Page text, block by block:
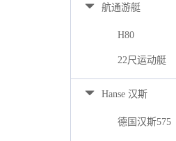
航通游艇
H80
22尺运动艇
Hanse 汉斯
德国汉斯575